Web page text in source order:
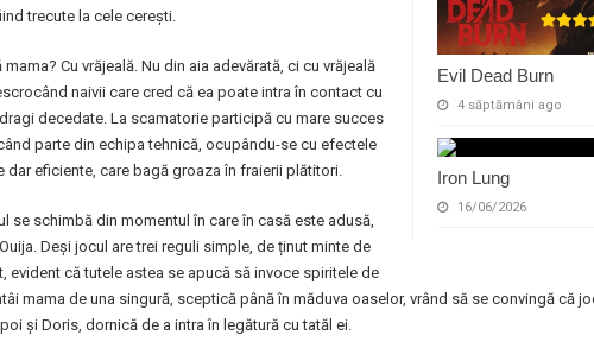
Evil Dead Burn
4 săptămâni ago
Iron Lung
16/06/2026
trecute la cele cerești.
Cu vrăjeală. Nu din aia adevărată, ci cu vrăjeală
naivii care cred că ea poate intra în contact cu
decedate. La scamatorie participă cu mare succes
parte din echipa tehnică, ocupându-se cu efectele
dar eficiente, care bagă groaza în fraierii plătitori.
se schimbă din momentul în care în casă este adusă,
Deși jocul are trei reguli simple, de ținut minte de
evident că tutele astea se apucă să invoce spiritele de
mama de una singură, sceptică până în măduva oaselor, vrând să se convingă că
și Doris, dornică de a intra în legătură cu tatăl ei.